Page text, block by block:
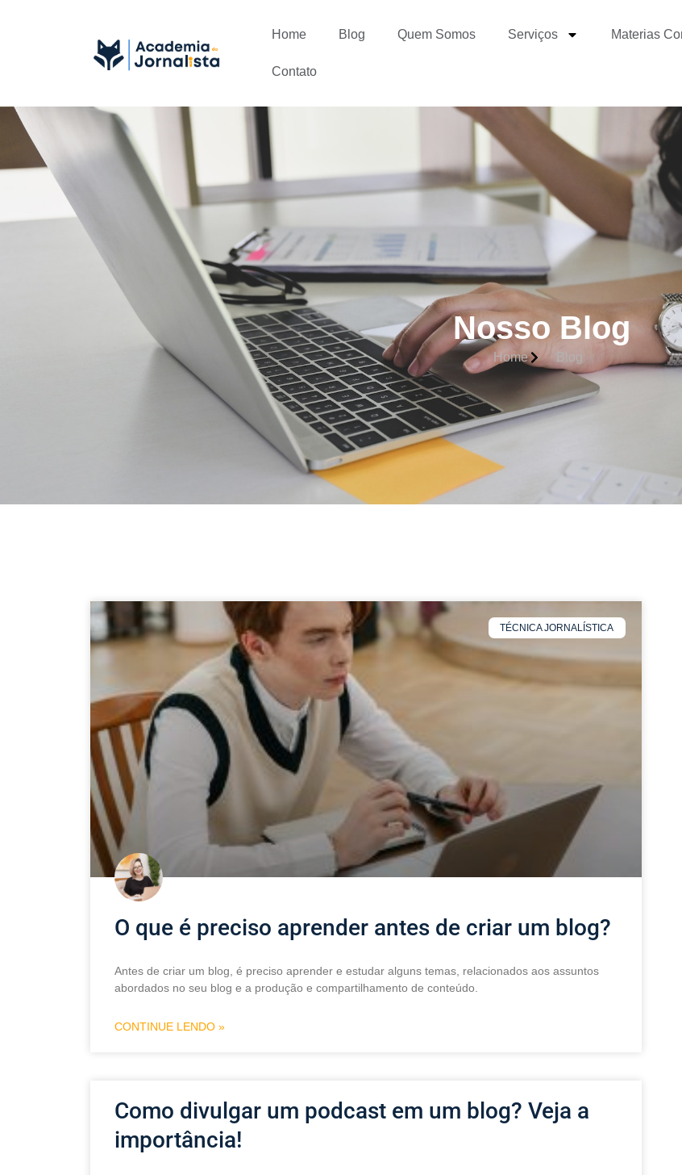
Home Blog Quem Somos Serviços Materias
Contato
Nosso Blog
Home Blog
TÉCNICA JORNALÍSTICA
O que é preciso aprender antes de criar um blog?
Antes de criar um blog, é preciso aprender e estudar alguns temas, relacionados aos assuntos
abordados no seu blog e a produção e compartilhamento de conteúdo.
CONTINUE LENDO »
Como divulgar um podcast em um blog? Veja a
importância!